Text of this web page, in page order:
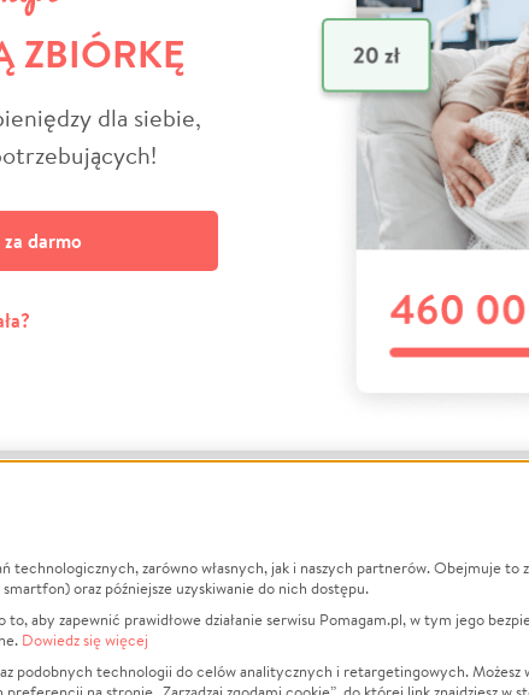
ZBIÓRKĘ
dla siebie,
darmo
działa?
O nas
Opinie
Raporty
technologicznych, zarówno własnych, jak i naszych partnerów. Obejmuje
oraz późniejsze uzyskiwanie do nich dostępu.
aby zapewnić prawidłowe działanie serwisu Pomagam.pl, w tym jego
Dowiedz się więcej
podobnych technologii do celów analitycznych i retargetingowych. Możesz